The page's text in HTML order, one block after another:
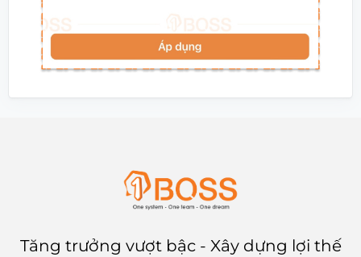
Tăng trưởng vượt bậc - Xây dựng lợi thế